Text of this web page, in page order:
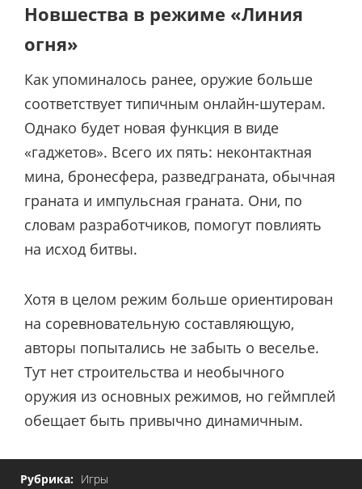
Новшества в режиме «Линия
огня»
Как упоминалось ранее, оружие больше
соответствует типичным онлайн-шутерам.
Однако будет новая функция в виде
«гаджетов». Всего их пять: неконтактная
мина, бронесфера, разведграната, обычная
граната и импульсная граната. Они, по
словам разработчиков, помогут повлиять
на исход битвы.
Хотя в целом режим больше ориентирован
на соревновательную составляющую,
авторы попытались не забыть о веселье.
Тут нет строительства и необычного
оружия из основных режимов, но геймплей
обещает быть привычно динамичным.
Рубрика: Игры